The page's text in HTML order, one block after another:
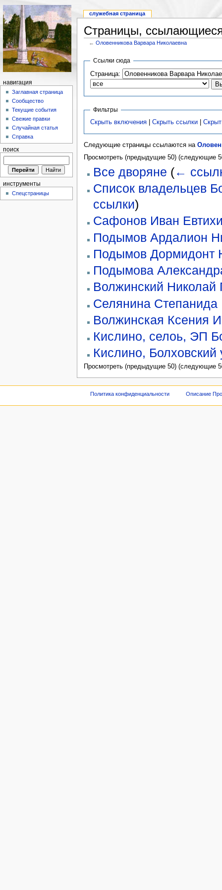
Страницы,
←Оловенникова Варвара Николаевна
Ссылки сюда
Страница:
Фильтры
Скрыть включения |Скрыть ссылки |
Следующие страницы ссылаются на
Просмотреть (предыдущие 50) (следующие
Все дворяне (←
Список владельцев
ссылки)
Сафонов Иван
Подымов Ардалион
Подымов Дормидонт
Подымова
Волжинский Николай
Селянина Степанида
Волжинская Ксения
Кислино, селоь, ЭП
Кислино, Болховский
Просмотреть (предыдущие 50) (следующие
служебная страница
навигация
Заглавная страница
Сообщество
Текущие события
Свежие правки
Случайная статья
Справка
поиск
инструменты
Спецстраницы
Политика конфиденциальности Описание